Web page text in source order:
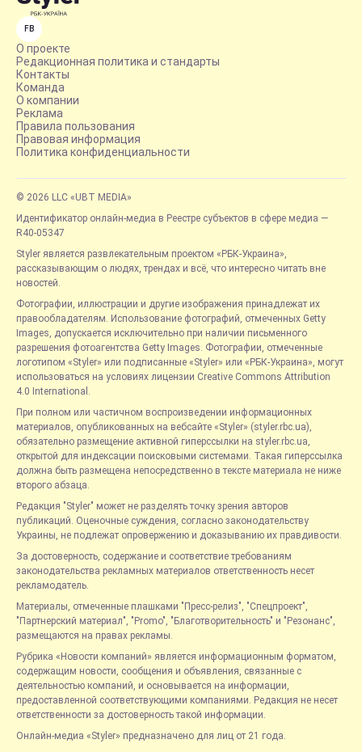
FB
О проекте
Редакционная политика и стандарты
Контакты
Команда
О компании
Реклама
Правила пользования
Правовая информация
Политика конфиденциальности
© 2026 LLC «UBT MEDIA»
Идентификатор онлайн-медиа в Реестре субъектов в сфере медиа —
R40-05347
Styler является развлекательным проектом «РБК-Украина»,
рассказывающим о людях, трендах и всё, что интересно читать вне
новостей.
Фотографии, иллюстрации и другие изображения принадлежат их
правообладателям. Использование фотографий, отмеченных Getty
Images, допускается исключительно при наличии письменного
разрешения фотоагентства Getty Images. Фотографии, отмеченные
логотипом «Styler» или подписанные «Styler» или «РБК-Украина», могут
использоваться на условиях лицензии Creative Commons Attribution
4.0 International.
При полном или частичном воспроизведении информационных
материалов, опубликованных на вебсайте «Styler» (styler.rbc.ua),
обязательно размещение активной гиперссылки на styler.rbc.ua,
открытой для индексации поисковыми системами. Такая гиперссылка
должна быть размещена непосредственно в тексте материала не ниже
второго абзаца.
Редакция "Styler" может не разделять точку зрения авторов
публикаций. Оценочные суждения, согласно законодательству
Украины, не подлежат опровержению и доказыванию их правдивости.
За достоверность, содержание и соответствие требованиям
законодательства рекламных материалов ответственность несет
рекламодатель.
Материалы, отмеченные плашками "Пресс-релиз", "Спецпроект",
"Партнерский материал", "Promo", "Благотворительность" и "Резонанс",
размещаются на правах рекламы.
Рубрика «Новости компаний» является информационным форматом,
содержащим новости, сообщения и объявления, связанные с
деятельностью компаний, и основывается на информации,
предоставленной соответствующими компаниями. Редакция не несет
ответственности за достоверность такой информации.
Онлайн-медиа «Styler» предназначено для лиц от 21 года.